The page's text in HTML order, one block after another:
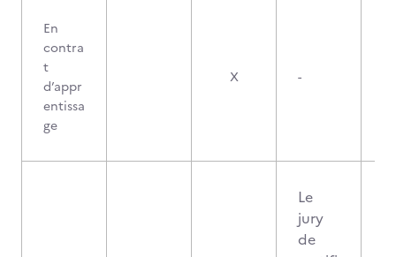
En
contra
t
d’appr
entissa
ge
X -
Le
jury
de